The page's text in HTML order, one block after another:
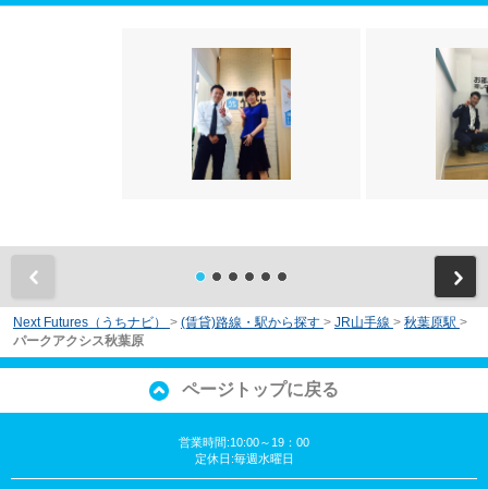
Next Futures（うちナビ） > (賃貸)路線・駅から探す > JR山手線 > 秋葉原駅 >
パークアクシス秋葉原
ページトップに戻る
営業時間:10:00～19：00
定休日:毎週水曜日